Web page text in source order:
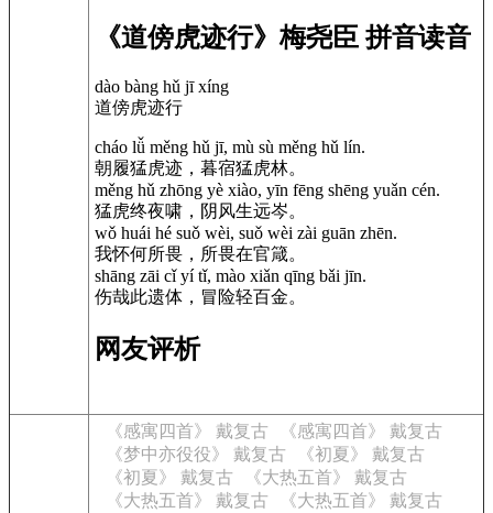
《道傍虎迹行》梅尧臣 拼音读音
dào bàng hǔ jī xíng
道傍虎迹行
cháo lǚ měng hǔ jī, mù sù měng hǔ lín.
朝履猛虎迹，暮宿猛虎林。
měng hǔ zhōng yè xiào, yīn fēng shēng yuǎn cén.
猛虎终夜啸，阴风生远岑。
wǒ huái hé suǒ wèi, suǒ wèi zài guān zhēn.
我怀何所畏，所畏在官箴。
shāng zāi cǐ yí tǐ, mào xiǎn qīng bǎi jīn.
伤哉此遗体，冒险轻百金。
网友评析
《感寓四首》 戴复古
《感寓四首》 戴复古
《梦中亦役役》 戴复古
《初夏》 戴复古
《初夏》 戴复古
《大热五首》 戴复古
《大热五首》 戴复古
《大热五首》 戴复古